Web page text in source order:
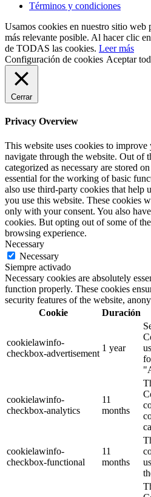
Términos y condiciones
Usamos cookies en nuestro sitio web
más relevante posible. Al hacer clic
de TODAS las cookies. Leer más
Configuración de cookies Aceptar
Cerrar
Privacy Overview
This website uses cookies to
navigate through the website. Out of
categorized as necessary are stored
essential for the working of basic
also use third-party cookies that help
you use this website. These cookies
only with your consent. You also
cookies. But opting out of some of
browsing experience.
Necessary
Necessary
Siempre activado
Necessary cookies are absolutely
function properly. These cookies
security features of the website,
Cookie
Duración
cookielawinfo-
checkbox-advertisement
1 year
cookielawinfo-
checkbox-analytics
11
months
cookielawinfo-
checkbox-functional
11
months